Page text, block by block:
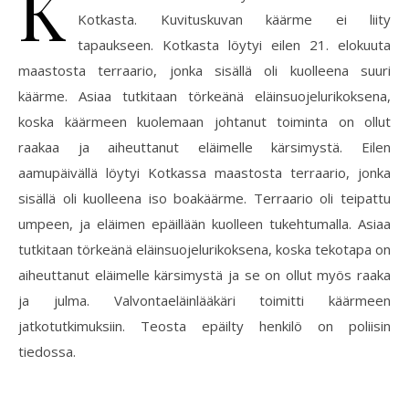
Kotkasta. Kuvituskuvan käärme ei liity
tapaukseen. Kotkasta löytyi eilen 21. elokuuta
maastosta terraario, jonka sisällä oli kuolleena suuri
käärme. Asiaa tutkitaan törkeänä eläinsuojelurikoksena,
koska käärmeen kuolemaan johtanut toiminta on ollut
raakaa ja aiheuttanut eläimelle kärsimystä. Eilen
aamupäivällä löytyi Kotkassa maastosta terraario, jonka
sisällä oli kuolleena iso boakäärme. Terraario oli teipattu
umpeen, ja eläimen epäillään kuolleen tukehtumalla. Asiaa
tutkitaan törkeänä eläinsuojelurikoksena, koska tekotapa on
aiheuttanut eläimelle kärsimystä ja se on ollut myös raaka
ja julma. Valvontaeläinlääkäri toimitti käärmeen
jatkotutkimuksiin. Teosta epäilty henkilö on poliisin
tiedossa.